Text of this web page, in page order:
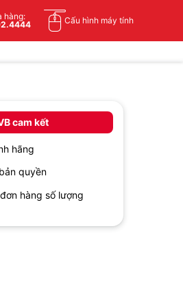
hàng:
Cấu hình máy tính
cam kết
hãng
quyền
hàng số lượng